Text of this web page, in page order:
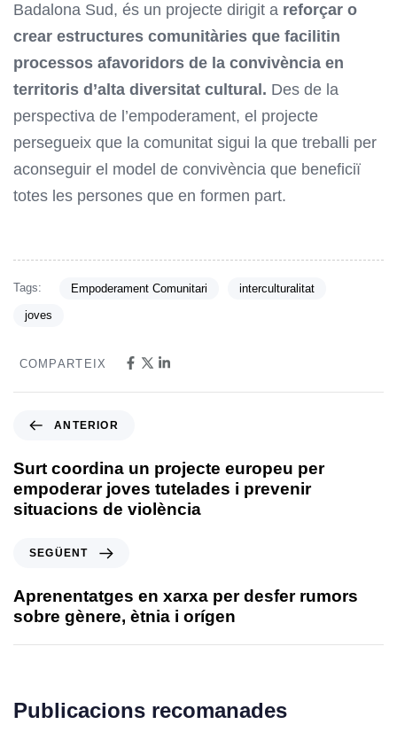
Badalona Sud, és un projecte dirigit a reforçar o
crear estructures comunitàries que facilitin
processos afavoridors de la convivència en
territoris d’alta diversitat cultural. Des de la
perspectiva de l’empoderament, el projecte
persegueix que la comunitat sigui la que treballi per
aconseguir el model de convivència que beneficiï
totes les persones que en formen part.
Tags: Empoderament Comunitari interculturalitat
joves
COMPARTEIX
ANTERIOR
Surt coordina un projecte europeu per
empoderar joves tutelades i prevenir
situacions de violència
SEGÜENT
Aprenentatges en xarxa per desfer rumors
sobre gènere, ètnia i orígen
Publicacions recomanades